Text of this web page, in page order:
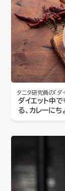
タニタ研究員の「ダ
ダイエット中
る、カレーに